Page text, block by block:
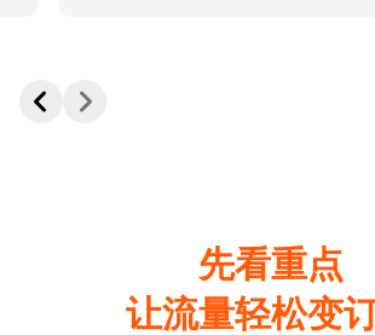
先看重点
让流量轻松变